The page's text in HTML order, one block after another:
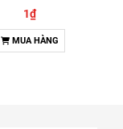
1₫
MUA HÀNG